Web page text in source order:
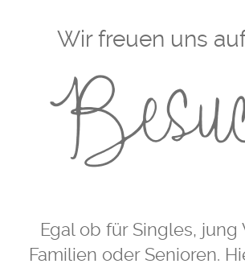
Wir freuen uns
Egal ob für Singles, jung
Familien oder Senioren.